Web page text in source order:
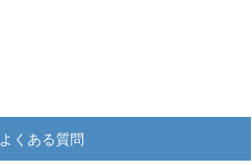
よくある質問